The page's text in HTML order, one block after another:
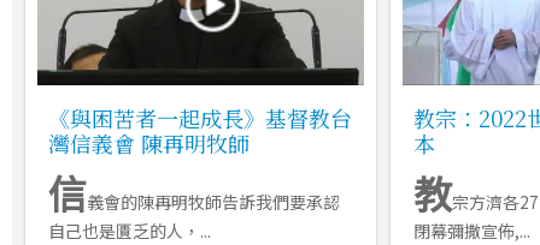
《與困苦者一起成長》基督教台
灣信義會 陳再明牧師
信義會的陳再明牧師告訴我們要承認
自己也是匱乏的人，...
教宗：2022
本
教宗方濟各
閉幕彌撒宣佈,...